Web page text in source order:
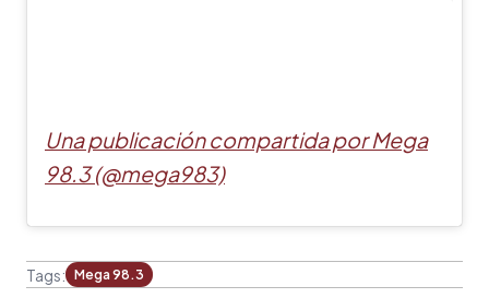
Una publicación compartida por Mega
98.3 (@mega983)
Tags: Mega 98.3